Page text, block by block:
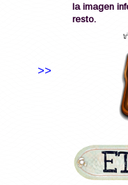
>>
la imagen
resto.